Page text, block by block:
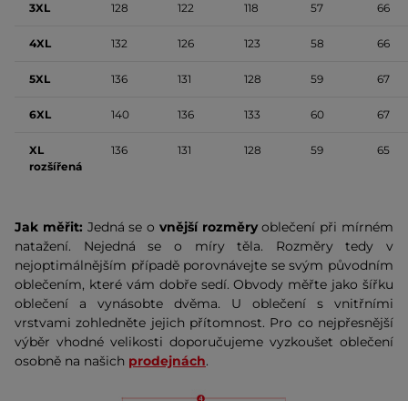
3XL 128 122 118 57 66
4XL 132 126 123 58 66
5XL 136 131 128 59 67
6XL 140 136 133 60 67
XL
rozšířená
136 131 128 59 65
Jak měřit: Jedná se o vnější rozměryoblečení při mírném
natažení. Nejedná se o míry těla. Rozměry tedy v
nejoptimálnějším případě porovnávejte se svým původním
oblečením, které vám dobře sedí. Obvody měřte jako šířku
oblečení a vynásobte dvěma. U oblečení s vnitřními
vrstvami zohledněte jejich přítomnost. Pro co nejpřesnější
výběr vhodné velikosti doporučujeme vyzkoušet oblečení
osobně na našich prodejnách.